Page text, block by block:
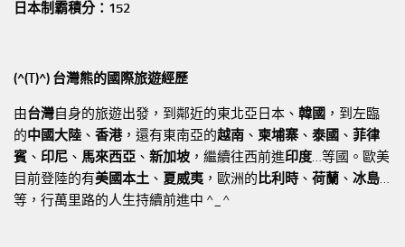
日本制霸積分：152
(^(T)^) 台灣熊的國際旅遊經歷
由台灣自身的旅遊出發，到鄰近的東北亞日本、 韓國 ，到左臨
的中國大陸 、 香港，還有東南亞的越南 、 柬埔寨 、 泰國 、 菲律
賓 、 印尼 、 馬來西亞 、 新加坡 ，繼續往西前進印度…等國。歐美
目前登陸的有美國本土 、 夏威夷 ，歐洲的比利時 、 荷蘭 、 冰島…
等，行萬里路的人生持續前進中 ^_^